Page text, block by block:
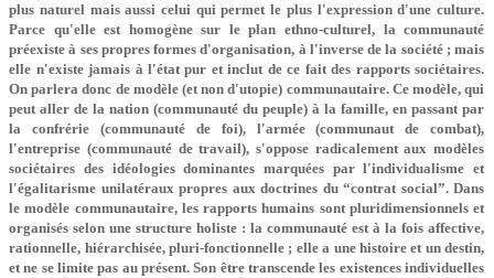
plus naturel mais aussi celui qui permet le plus l'expression d'une culture.
Parce qu'elle est homogène sur le plan ethno-culturel, la communauté
préexiste à ses propres formes d'organisation, à l'inverse de la société ; mais
elle n'existe jamais à l'état pur et inclut de ce fait des rapports sociétaires.
On parlera donc de modèle (et non d'utopie) communautaire. Ce modèle, qui
peut aller de la nation (communauté du peuple) à la famille, en passant par
la confrérie (communauté de foi), l'armée (communaut de combat),
l'entreprise (communauté de travail), s'oppose radicalement aux modèles
sociétaires des idéologies dominantes marquées par l'individualisme et
l'égalitarisme unilatéraux propres aux doctrines du “contrat social”. Dans
le modèle communautaire, les rapports humains sont pluridimensionnels et
organisés selon une structure holiste : la communauté est à la fois affective,
rationnelle, hiérarchisée, pluri-fonctionnelle ; elle a une histoire et un destin,
et ne se limite pas au présent. Son être transcende les existences individuelles